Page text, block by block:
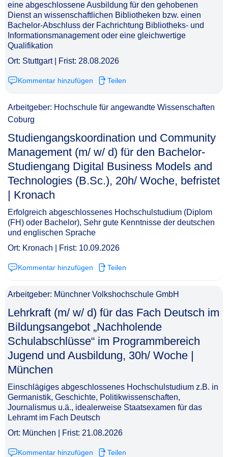
eine abgeschlossene Ausbildung für den gehobenen
Dienst an wissenschaftlichen Bibliotheken bzw. einen
Bachelor-Abschluss der Fachrichtung Bibliotheks- und
Informationsmanagement oder eine gleichwertige
Qualifikation
Ort: Stuttgart | Frist: 28.08.2026
Kommentar hinzufügen Teilen
Arbeitgeber: Hochschule für angewandte Wissenschaften
Coburg
Studiengangskoordination und Community
Management (m/ w/ d) für den Bachelor-
Studiengang Digital Business Models and
Technologies (B.Sc.), 20h/ Woche, befristet
| Kronach​‌‌‌‌​‌​‌‌‌‌‌​‌‌​‌‌
Erfolgreich abgeschlossenes Hochschulstudium (Diplom
(FH) oder Bachelor), Sehr gute Kenntnisse der deutschen
und englischen Sprache
Ort: Kronach | Frist: 10.09.2026
Kommentar hinzufügen Teilen
Arbeitgeber: Münchner Volkshochschule GmbH
Lehrkraft (m/ w/ d) für das Fach Deutsch im
Bildungsangebot „Nachholende
Schulabschlüsse“ im Programmbereich
Jugend und Ausbildung, 30h/ Woche |
München​‌‌‌‌​‌​‌‌‌‌‌​‌‌​‌​
Einschlägiges abgeschlossenes Hochschulstudium z.B. in
Germanistik, Geschichte, Politikwissenschaften,
Journalismus u.ä., idealerweise Staatsexamen für das
Lehramt im Fach Deutsch
Ort: München | Frist: 21.08.2026
Kommentar hinzufügen Teilen